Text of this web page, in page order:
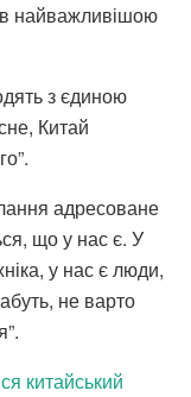
найважливішою
з єдиною
Китай
адресоване
що у нас є. У
у нас є люди,
не варто
китайський